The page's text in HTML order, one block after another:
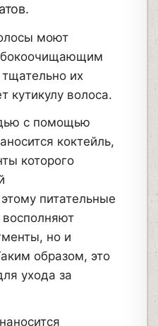
моют
их
кутикулу волоса.
с помощью
коктейль,
которого
питательные
но и
образом, это
ухода за